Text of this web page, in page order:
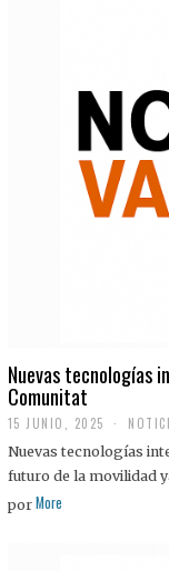
Nuevas tecnologías
Comunitat
15 JUNIO, 2025
Nuevas tecnologías
futuro de la movilidad
por More